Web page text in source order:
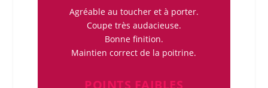
Agréable au toucher et à porter.
Coupe très audacieuse.
Bonne finition.
Maintien correct de la poitrine.